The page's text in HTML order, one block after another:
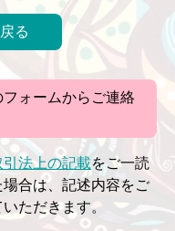
る
ォームからご連絡
法上の記載をご一読
合は、記述内容をご
ただきます。